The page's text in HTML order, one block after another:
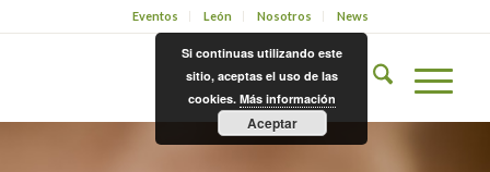
Eventos León Nosotros News
Si continuas utilizando este
sitio, aceptas el uso de las
cookies. Más información
Aceptar